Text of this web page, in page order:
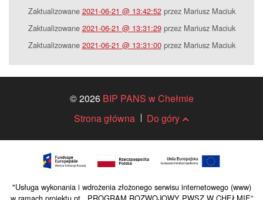
Zaktualizowane 2021-06-21 @ 13:42:52przez Mariusz Maciuk
Zaktualizowane 2021-06-21 @ 13:31:29przez Mariusz Maciuk
Zaktualizowane 2021-06-21 @ 13:31:00przez Mariusz Maciuk
© 2026 BIP PANS w Chełmie
Strona główna
Do góry
"Usługa wykonania i wdrożenia złożonego serwisu internetowego (www)